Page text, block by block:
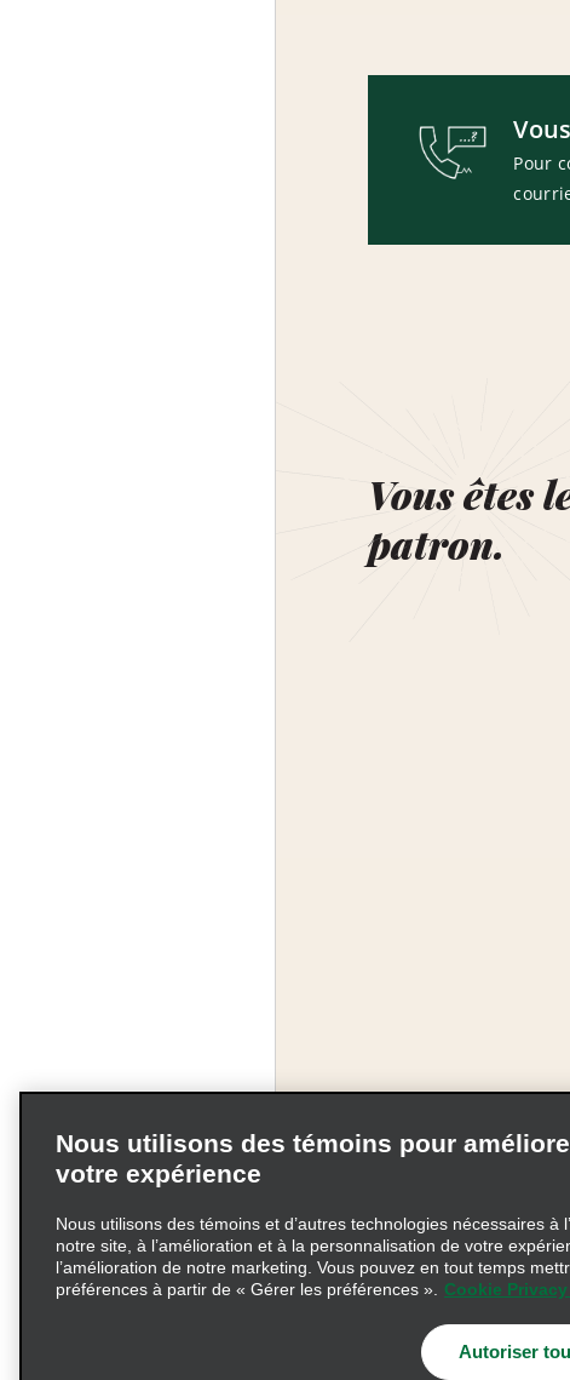
Pour
Vous êtes
patron.
Modalités d'utilisation
Choix de confidentialité
Nous utilisons des témoins pour
votre expérience
Nous utilisons des témoins et d’autres technologies nécessaires à
notre site, à l’amélioration et à la personnalisation de votre
l’amélioration de notre marketing. Vous pouvez en tout temps
préférences à partir de « Gérer les préférences ».
Cookie
Autoriser